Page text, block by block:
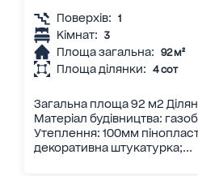
Поверхів: 1
Кімнат: 3
Площа загальна: 92 м²
Площа ділянки: 4 сот
Загальна площа 92 м2
Матеріал будівництва:
Утеплення: 100мм
декоративна штукатурка;...